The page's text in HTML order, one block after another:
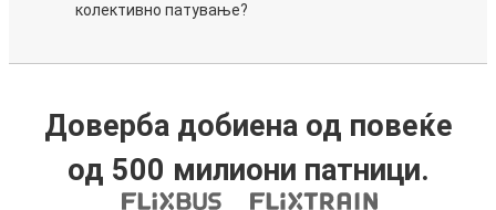
колективно патување?
Доверба добиена од повеќе
од 500 милиони патници.